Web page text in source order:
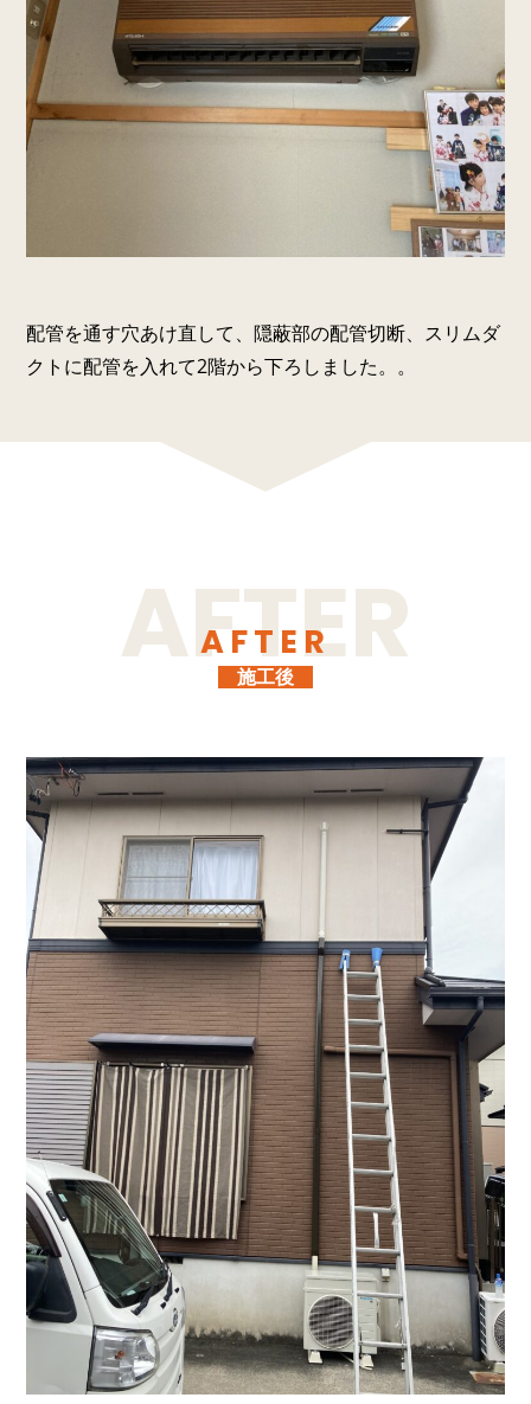
配管を通す穴あけ直して、隠蔽部の配管切断、スリムダ
クトに配管を入れて2階から下ろしました。。
AFTER
施工後